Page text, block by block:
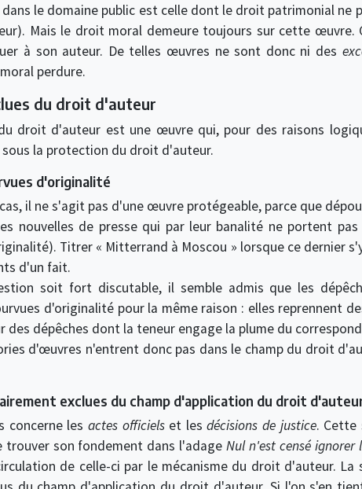
le domaine public est celle dont le droit patrimonial ne
Mais le droit moral demeure toujours sur cette
à son auteur. De telles œuvres ne sont donc ni des
perdure.
du droit d'auteur
droit d'auteur est une œuvre qui, pour des raisons
la protection du droit d'auteur.
d'originalité
il ne s'agit pas d'une œuvre protégeable, parce que
nouvelles de presse qui par leur banalité ne portent
Titrer « Mitterrand à Moscou » lorsque ce dernier
d'un fait.
soit fort discutable, il semble admis que les
d'originalité pour la même raison : elles reprennent
des dépêches dont la teneur engage la plume du
d'œuvres n'entrent donc pas dans le champ du droit
exclues du champ d'application du droit
concerne les actes officielset lesdécisions de justice. Cette
trouver son fondement dans l'adageNul n'est censé ignorer
de celle-ci par le mécanisme du droit d'auteur.